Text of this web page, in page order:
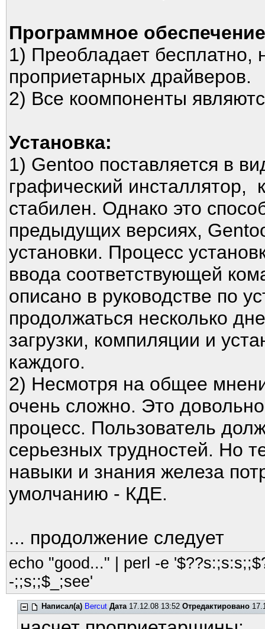
Программное
1) Преобладает бесплатно,
проприетарных драйверов.
2) Все коомпоненты
Установка:
1) Gentoo поставляется в
графический инсталлятор,
стабилен. Однако это
предыдущих версиях,
установки. Процесс
ввода соответствующей
описано в руководстве по
продолжаться несколько
загрузки, компиляции и
каждого.
2) Несмотря на общее
очень сложно. Это
процесс. Пользователь
серьезных трудностей. Но
навыки и знания железа
умолчанию - КДЕ.
... продолжение следует
echo "good..." | perl -e
-;;s;;$_;see'
Написал(а) Bercut Дата17.12.08 13:52Отредактировано